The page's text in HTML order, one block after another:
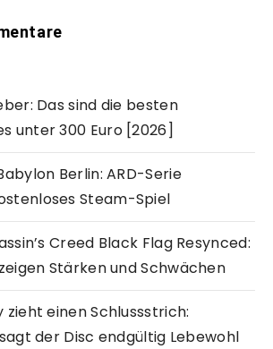
Das sind die besten
unter 300 Euro [2026]
Berlin: ARD-Serie
Steam-Spiel
Creed Black Flag Resynced:
Stärken und Schwächen
zieht einen Schlussstrich:
der Disc endgültig Lebewohl